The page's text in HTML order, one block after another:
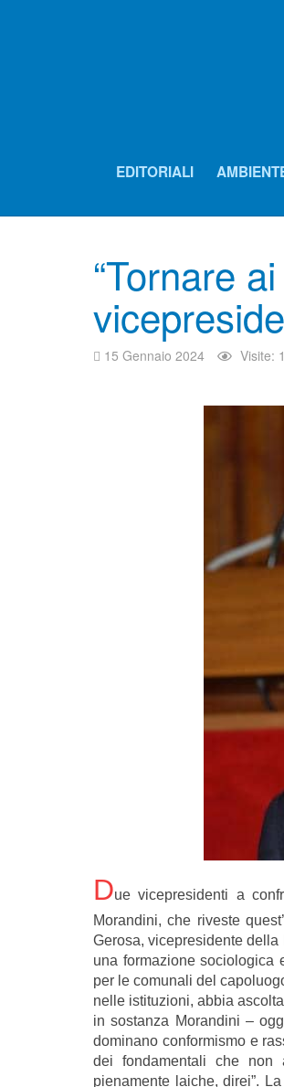
EDITORIALI
“Tornare
15 Gennaio 2024 Visite:
Due vicepresidenti a
Morandini, che riveste
Gerosa, vicepresidente
una formazione sociologica
per le comunali del
nelle istituzioni, abbia
in sostanza Morandini –
dominano conformismo e
dei fondamentali che non
pienamente laiche, direi”.